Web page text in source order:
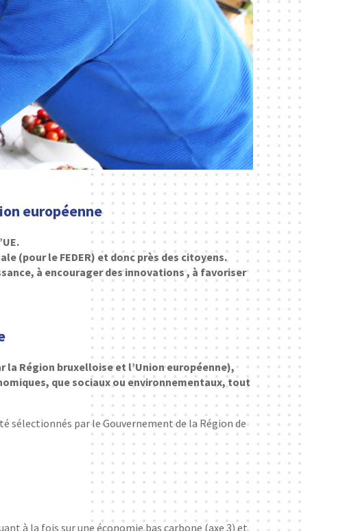
européenne
(pour le FEDER) et donc près des citoyens.
à encourager des innovations , à favoriser
la Région bruxelloise et l’Union européenne),
que sociaux ou environnementaux, tout
sélectionnés par le Gouvernement de la Région de
à la fois sur une économie bas carbone (axe 3) et